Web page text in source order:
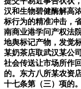
汉和生物碧健酶解高
标行为的精准冲击，
南商业港学问产权法
地舆标记产物，发觉
某奶茶店取武汉某公
社会传送让市场所作
的。东方八所某农资
十七条第（三）项的